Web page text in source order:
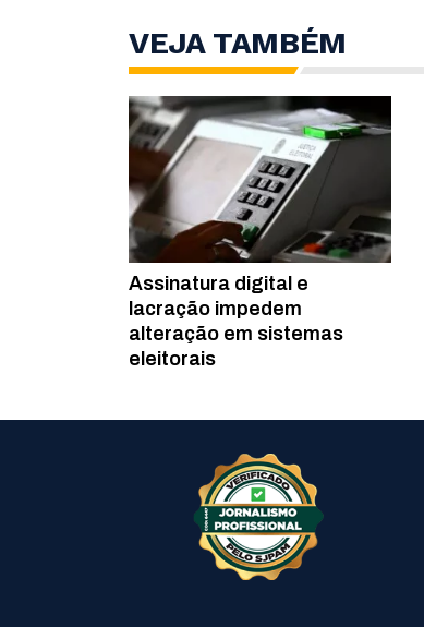
VEJA TAMBÉM
Assinatura digital e
lacração impedem
alteração em sistemas
eleitorais